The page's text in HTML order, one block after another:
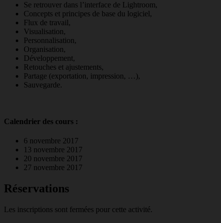
Se retrouver dans l’interface de Lightroom,
Concepts et principes de base du logiciel,
Flux de travail,
Visualisation,
Personnalisation,
Organisation,
Développement,
Retouches et ajustements,
Partage (exportation, impression, …),
Sauvegarde.
Calendrier des cours :
6 novembre 2017
13 novembre 2017
20 novembre 2017
27 novembre 2017
Réservations
Les inscriptions sont fermées pour cette activité.